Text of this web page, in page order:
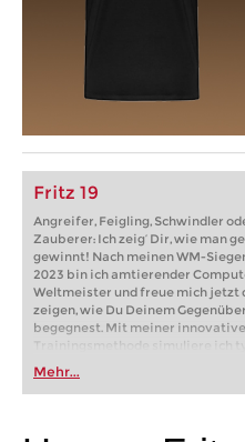
Fritz 19
Angreifer, Feigling, Schwindler
Zauberer: Ich zeig‘ Dir, wie man
gewinnt! Nach meinen WM-
2023 bin ich amtierender
Weltmeister und freue mich jetzt
zeigen, wie Du Deinem
begegnest. Mit meiner
Trainingsmethode simuliere ich
Spieler-Persönlichkeiten, die Du
und Onlineschach kennst: forsche
vorsichtige Feiglinge, lahme
wie es geht! Und für schöne
Mehr...